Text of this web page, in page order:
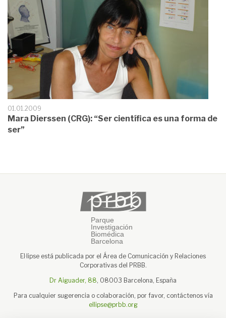
01.01.2009
Mara Dierssen (CRG): “Ser científica es una forma de
ser”
El·lipse está publicada por el Área de Comunicación y Relaciones
Corporativas del PRBB.
Dr Aiguader, 88, 08003 Barcelona, España
Para cualquier sugerencia o colaboración, por favor, contáctenos vía
ellipse@prbb.org